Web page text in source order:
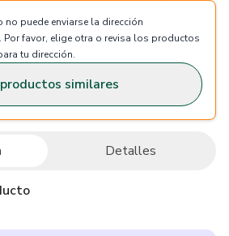
no puede enviarse la dirección
Por favor, elige otra o revisa los productos
tu dirección.
similares
Detalles